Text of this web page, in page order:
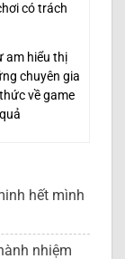
có trách
am hiểu thị
chuyên gia
về game
hết mình
nhiệm